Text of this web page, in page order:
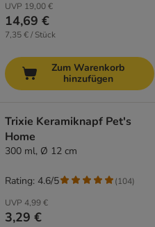
UVP 19,00 €
14,69 €
7,35 € / Stück
Zum Warenkorb
hinzufügen
Trixie Keramiknapf Pet's
Home
300 ml, Ø 12 cm
UVP 4,99 €
3,29 €
Rating: 4.6/5 (104)